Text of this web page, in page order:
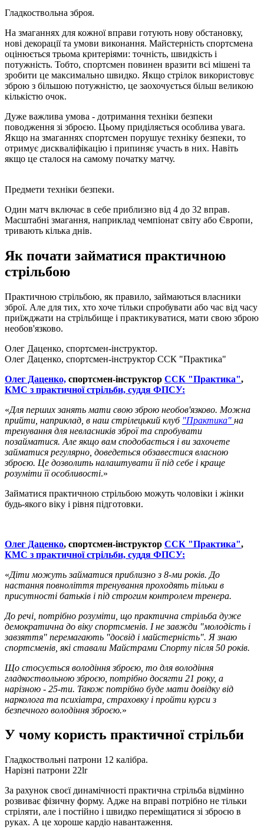
Гладкоствольна зброя.
На змаганнях для кожної вправи готують нову обстановку,
нові декорації та умови виконання. Майстерність спортсмена
оцінюється трьома критеріями: точність, швидкість і
потужність. Тобто, спортсмен повинен вразити всі мішені та
зробити це максимально швидко. Якщо стрілок використовує
зброю з більшою потужністю, це заохочується більш великою
кількістю очок.
Дуже важлива умова - дотримання техніки безпеки
поводження зі зброєю. Цьому приділяється особлива увага.
Якщо на змаганнях спортсмен порушує техніку безпеки, то
отримує дискваліфікацію і припиняє участь в них. Навіть
якщо це сталося на самому початку матчу.
Предмети техніки безпеки.
Один матч включає в себе приблизно від 4 до 32 вправ.
Масштабні змагання, наприклад чемпіонат світу або Європи,
тривають кілька днів.
Як почати займатися практичною
стрільбою
Практичною стрільбою, як правило, займаються власники
зброї. Але для тих, хто хоче тільки спробувати або час від часу
приїжджати на стрільбище і практикуватися, мати свою зброю
необов'язково.
Олег Даценко, спортсмен-інструктор.
Олег Даценко, спортсмен-інструктор ССК "Практика"
Олег Даценко, спортсмен-інструктор ССК "Практика",
КМС з практичної стрільби, суддя ФПСУ:
«Для перших занять мати свою зброю необов'язково. Можна
прийти, наприклад, в наш стрілецький клуб "Практика" на
тренування для невласників зброї та спробувати
позайматися. Але якщо вам сподобається і ви захочете
займатися регулярно, доведеться обзавестися власною
зброєю. Це дозволить налаштувати її під себе і краще
розуміти її особливості.»
Займатися практичною стрільбою можуть чоловіки і жінки
будь-якого віку і рівня підготовки.
Олег Даценко, спортсмен-інструктор ССК "Практика",
КМС з практичної стрільби, суддя ФПСУ:
«Діти можуть займатися приблизно з 8-ми років. До
настання повноліття тренування проходять тільки в
присутності батьків і під строгим контролем тренера.
До речі, потрібно розуміти, що практична стрільба дуже
демократична до віку спортсменів. І не завжди "молодість і
завзяття" перемагають "досвід і майстерність". Я знаю
спортсменів, які ставали Майстрами Спорту після 50 років.
Що стосується володіння зброєю, то для володіння
гладкоствольною зброєю, потрібно досягти 21 року, а
нарізною - 25-ти. Також потрібно буде мати довідку від
нарколога та психіатра, страховку і пройти курси з
безпечного володіння зброєю.»
У чому користь практичної стрільби
Гладкоствольні патрони 12 калібра.
Нарізні патрони 22lr
За рахунок своєї динамічності практична стрільба відмінно
розвиває фізичну форму. Адже на вправі потрібно не тільки
стріляти, але і постійно і швидко переміщатися зі зброєю в
руках. А це хороше кардіо навантаження.